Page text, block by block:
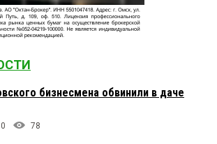
бизнесмена обвинили в даче
0 78